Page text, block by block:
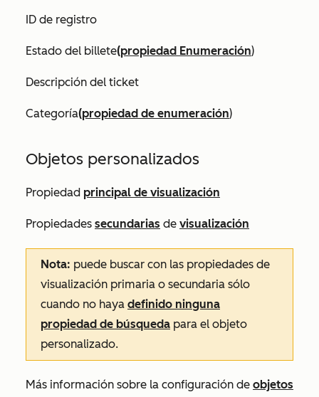
ID de registro
Estado del billete(propiedad Enumeración)
Descripción del ticket
Categoría(propiedad de enumeración)
Objetos personalizados
Propiedad principal de visualización
Propiedades secundarias de visualización
Nota: puede buscar con las propiedades de
visualización primaria o secundaria sólo
cuando no haya definido ninguna
propiedad de búsqueda para el objeto
personalizado.
Más información sobre la configuración de objetos